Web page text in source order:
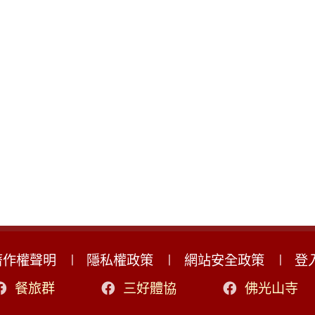
權聲明 隱私權政策 網站安全政策
登
餐旅群
三好體協 佛光山寺